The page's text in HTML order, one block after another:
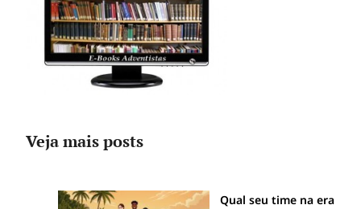
Veja mais posts
Qual seu time na era